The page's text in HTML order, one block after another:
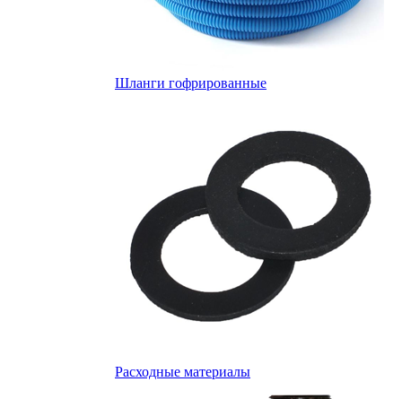
Шланги гофрированные
Расходные материалы